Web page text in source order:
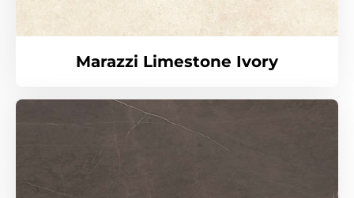
Marazzi Limestone Ivory